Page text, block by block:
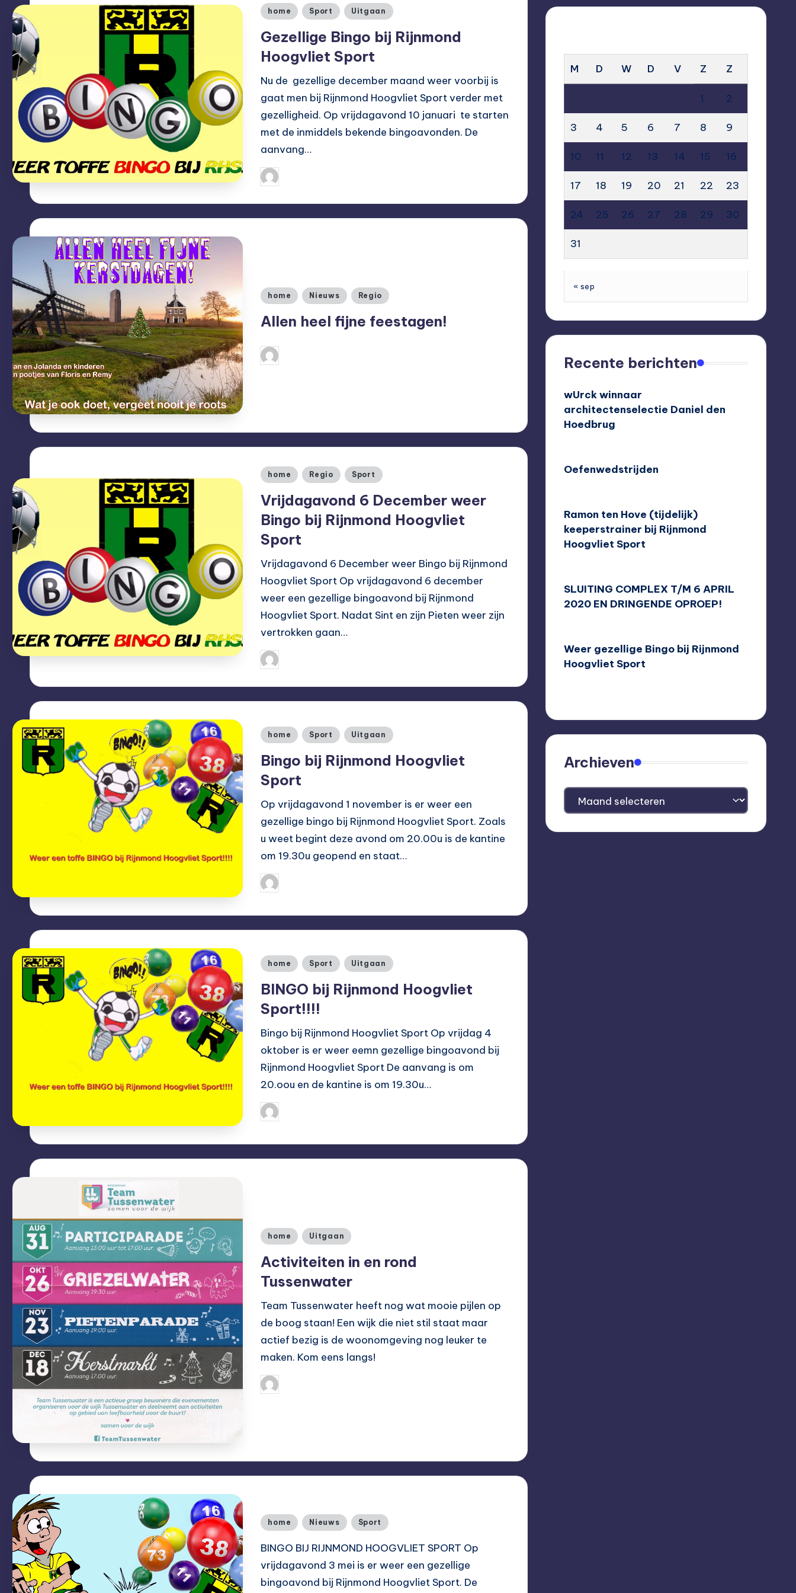
Geplaatst
home Sport Uitgaan
Gezellige Bingo bij Rijnmond
Hoogvliet Sport
Nu de gezellige december maand weer voorbij is
gaat men bij Rijnmond Hoogvliet Sport verder met
gezelligheid. Op vrijdagavond 10 januari te starten
met de inmiddels bekende bingoavonden. De
aanvang…
Geplaatst
door
Geplaatst
home Nieuws Regio
Allen heel fijne feestagen!
Geplaatst
door
Geplaatst
home Regio Sport
Vrijdagavond 6 December weer
Bingo bij Rijnmond Hoogvliet
Sport
Vrijdagavond 6 December weer Bingo bij Rijnmond
Hoogvliet Sport Op vrijdagavond 6 december
weer een gezellige bingoavond bij Rijnmond
Hoogvliet Sport. Nadat Sint en zijn Pieten weer zijn
vertrokken gaan…
Geplaatst
door
Geplaatst
home Sport Uitgaan
Bingo bij Rijnmond Hoogvliet
Sport
Op vrijdagavond 1 november is er weer een
gezellige bingo bij Rijnmond Hoogvliet Sport. Zoals
u weet begint deze avond om 20.00u is de kantine
om 19.30u geopend en staat…
Geplaatst
door
Geplaatst
home Sport Uitgaan
BINGO bij Rijnmond Hoogvliet
Sport!!!!
Bingo bij Rijnmond Hoogvliet Sport Op vrijdag 4
oktober is er weer eemn gezellige bingoavond bij
Rijnmond Hoogvliet Sport De aanvang is om
20.oou en de kantine is om 19.30u…
Geplaatst
door
Geplaatst
home Uitgaan
Activiteiten in en rond
Tussenwater
Team Tussenwater heeft nog wat mooie pijlen op
de boog staan! Een wijk die niet stil staat maar
actief bezig is de woonomgeving nog leuker te
maken. Kom eens langs!
Geplaatst
door
Geplaatst
home Nieuws Sport
BINGO BIJ RIJNMOND HOOGVLIET SPORT Op
vrijdagavond 3 mei is er weer een gezellige
bingoavond bij Rijnmond Hoogvliet Sport. De
M
D W D V Z Z
1 2
3 4 5 6 7 8 9
10 11 12 13 14 15 16
17 18 19 20 21 22 23
24 25 26 27 28 29 30
31
« sep
Recente berichten
wUrck winnaar
architectenselectie Daniel den
Hoedbrug
Oefenwedstrijden
Ramon ten Hove (tijdelijk)
keeperstrainer bij Rijnmond
Hoogvliet Sport
SLUITING COMPLEX T/M 6 APRIL
2020 EN DRINGENDE OPROEP!
Weer gezellige Bingo bij Rijnmond
Hoogvliet Sport
Archieven
Archieven